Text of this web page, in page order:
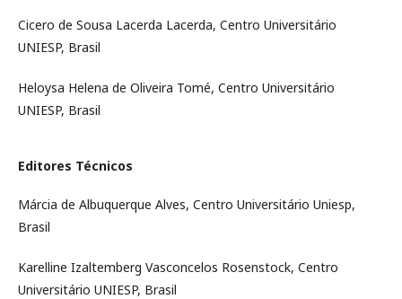
Cicero de Sousa Lacerda Lacerda, Centro Universitário
UNIESP, Brasil
Heloysa Helena de Oliveira Tomé, Centro Universitário
UNIESP, Brasil
Editores Técnicos
Márcia de Albuquerque Alves, Centro Universitário Uniesp,
Brasil
Karelline Izaltemberg Vasconcelos Rosenstock, Centro
Universitário UNIESP, Brasil